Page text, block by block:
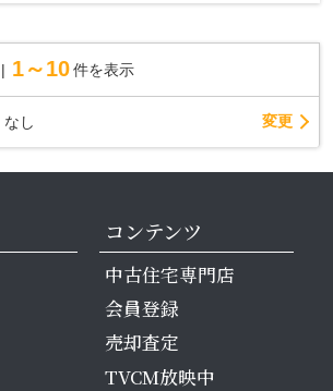
1～10 件を表示
なし 変更
コンテンツ
中古住宅専門店
会員登録
売却査定
TVCM放映中